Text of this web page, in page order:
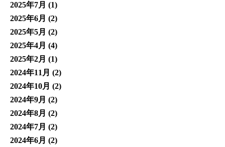
2025年7月 (1)
2025年6月 (2)
2025年5月 (2)
2025年4月 (4)
2025年2月 (1)
2024年11月 (2)
2024年10月 (2)
2024年9月 (2)
2024年8月 (2)
2024年7月 (2)
2024年6月 (2)